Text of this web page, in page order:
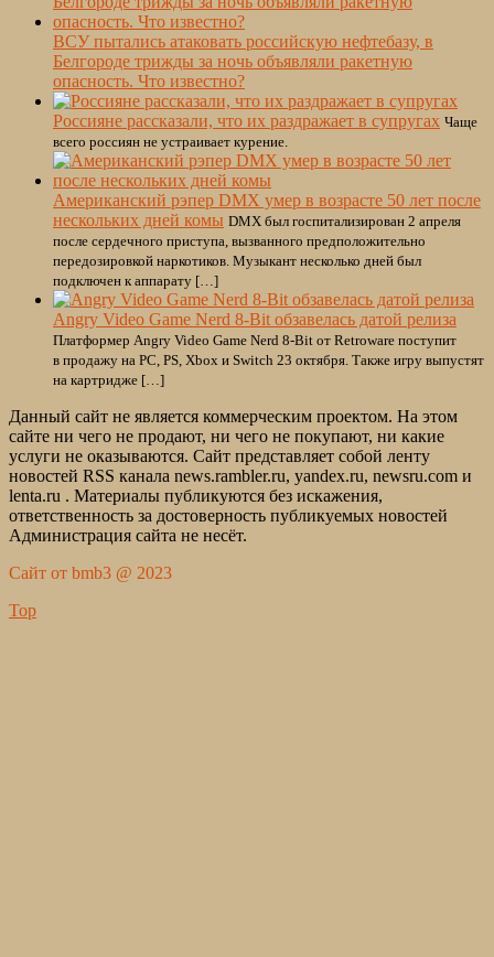
ВСУ пытались атаковать российскую нефтебазу, в
Белгороде трижды за ночь объявляли ракетную
опасность. Что известно?
Россияне рассказали, что их раздражает в супругах Чаще
всего россиян не устраивает курение.
Американский рэпер DMX умер в возрасте 50 лет после
нескольких дней комы DMX был госпитализирован 2 апреля
после сердечного приступа, вызванного предположительно
передозировкой наркотиков. Музыкант несколько дней был
подключен к аппарату […]
Angry Video Game Nerd 8-Bit обзавелась датой релиза
Платформер Angry Video Game Nerd 8-Bit от Retroware поступит
в продажу на PC, PS, Xbox и Switch 23 октября. Также игру выпустят
на картридже […]
Данный сайт не является коммерческим проектом. На этом
сайте ни чего не продают, ни чего не покупают, ни какие
услуги не оказываются. Сайт представляет собой ленту
новостей RSS канала news.rambler.ru, yandex.ru, newsru.com и
lenta.ru . Материалы публикуются без искажения,
ответственность за достоверность публикуемых новостей
Администрация сайта не несёт.
Сайт от bmb3 @ 2023
Top